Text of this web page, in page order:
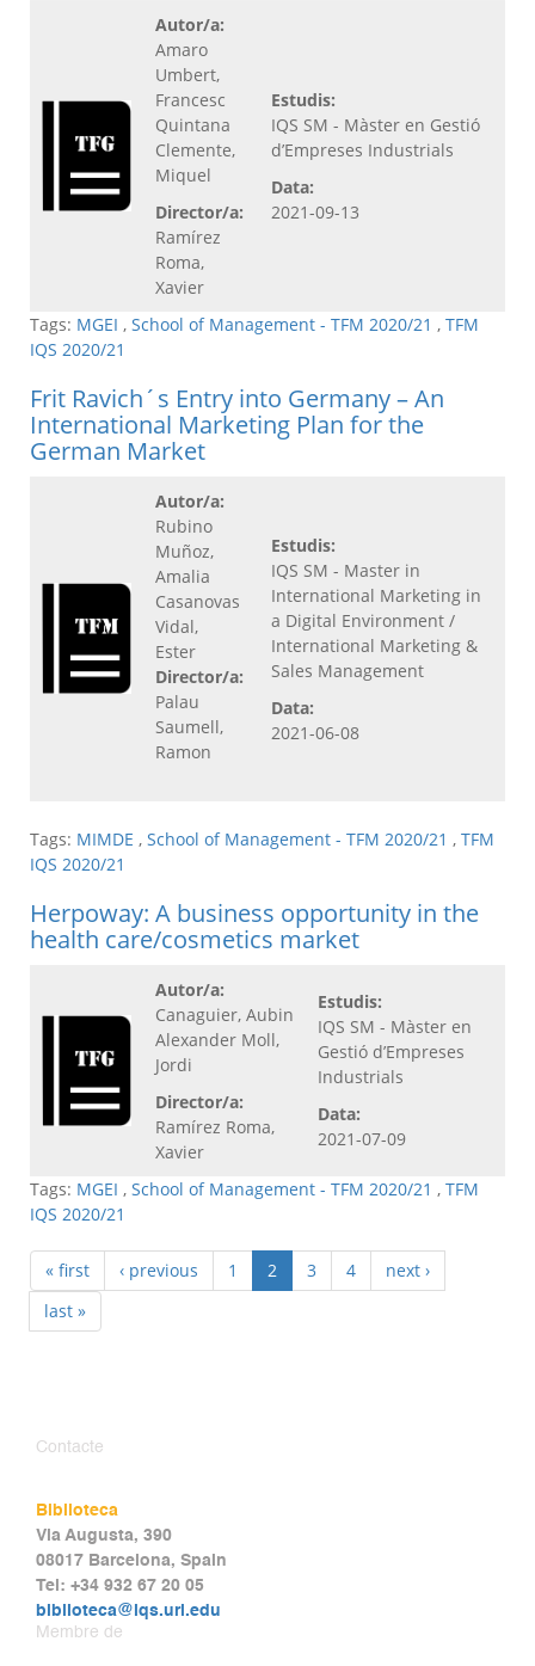
Autor/a:
Amaro
Umbert,
Francesc
Quintana
Clemente,
Miquel
Director/a:
Ramírez
Roma,
Xavier
Estudis:
IQS SM - Màster en Gestió
d’Empreses Industrials
Data:
2021-09-13
Tags: MGEI , School of Management - TFM 2020/21 , TFM
IQS 2020/21
Frit Ravich´s Entry into Germany – An
International Marketing Plan for the
German Market
Autor/a:
Rubino
Muñoz,
Amalia
Casanovas
Vidal,
Ester
Director/a:
Palau
Saumell,
Ramon
Estudis:
IQS SM - Master in
International Marketing in
a Digital Environment /
International Marketing &
Sales Management
Data:
2021-06-08
Tags: MIMDE , School of Management - TFM 2020/21 , TFM
IQS 2020/21
Herpoway: A business opportunity in the
health care/cosmetics market
Autor/a:
Canaguier, Aubin
Alexander Moll,
Jordi
Director/a:
Ramírez Roma,
Xavier
Estudis:
IQS SM - Màster en
Gestió d’Empreses
Industrials
Data:
2021-07-09
Tags: MGEI , School of Management - TFM 2020/21 , TFM
IQS 2020/21
« first ‹ previous 1 2 3 4
next ›
last »
Contacte
Biblioteca
Via Augusta, 390
08017 Barcelona, Spain
Tel: +34 932 67 20 05
biblioteca@iqs.url.edu
Membre de